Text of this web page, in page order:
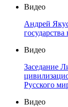
Видео
Андрей
Видео
Заседание
Русского
Видео